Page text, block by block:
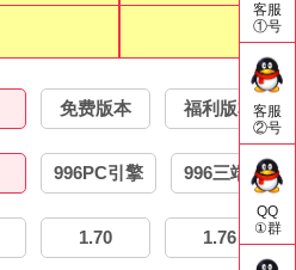
客服
①号
客服
②号
QQ
①群
虚
免费版本 福利版本
996PC引擎 996三端引擎
1.70 1.76